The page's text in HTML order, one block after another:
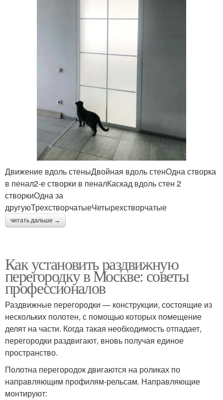
Движение вдоль стеныДвойная вдоль стенОдна створка
в пенал2-е створки в пеналКаскад вдоль стен 2
створкиОдна за
другуюТрехстворчатыеЧетырехстворчатые
читать дальше →
Как установить раздвижную
перегородку в Москве: советы
профессионалов
Раздвижные перегородки — конструкции, состоящие из
нескольких полотен, с помощью которых помещение
делят на части. Когда такая необходимость отпадает,
перегородки раздвигают, вновь получая единое
пространство.
Полотна перегородок двигаются на роликах по
направляющим профилям-рельсам. Направляющие
монтируют: